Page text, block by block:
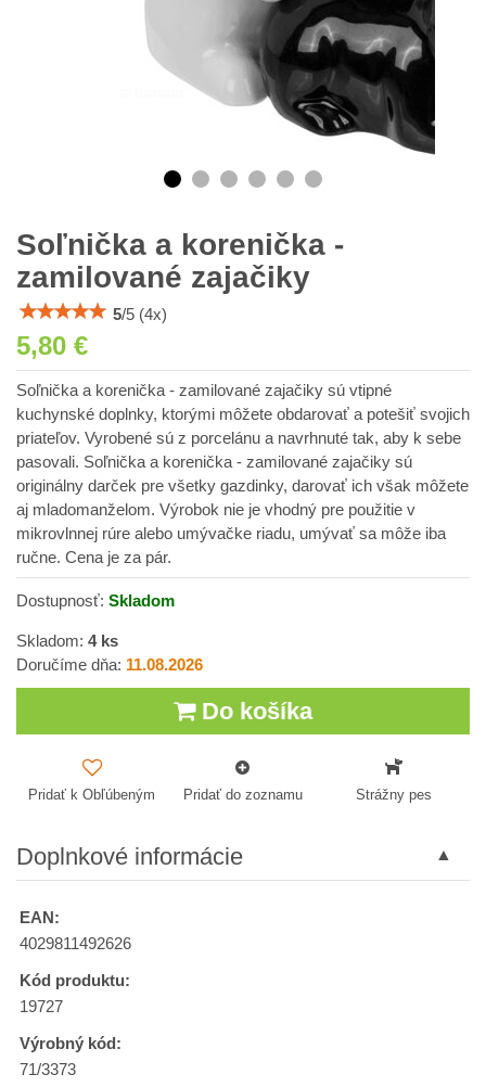
Soľnička a korenička -
zamilované zajačiky
5/5 (4x)
5,80 €
Soľnička a korenička - zamilované zajačiky sú vtipné
kuchynské doplnky, ktorými môžete obdarovať a potešiť svojich
priateľov. Vyrobené sú z porcelánu a navrhnuté tak, aby k sebe
pasovali. Soľnička a korenička - zamilované zajačiky sú
originálny darček pre všetky gazdinky, darovať ich však môžete
aj mladomanželom. Výrobok nie je vhodný pre použitie v
mikrovlnnej rúre alebo umývačke riadu, umývať sa môže iba
ručne. Cena je za pár.
Dostupnosť: Skladom
Skladom: 4ks
Doručíme dňa: 11.08.2026
Do košíka
Pridať k Obľúbeným Pridať do zoznamu Strážny pes
Doplnkové informácie
EAN:
4029811492626
Kód produktu:
19727
Výrobný kód:
71/3373